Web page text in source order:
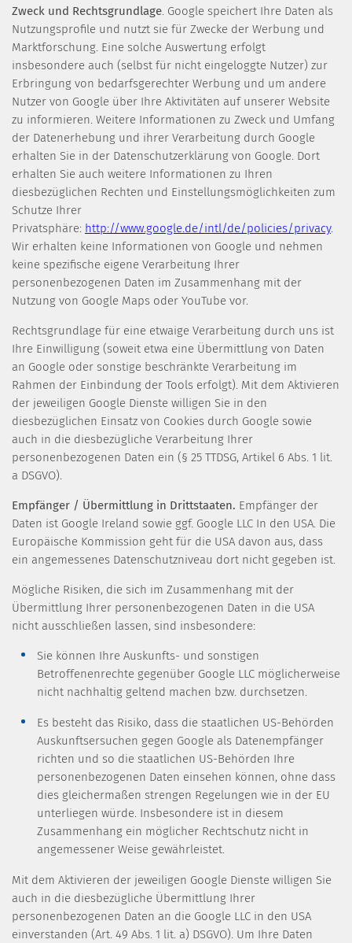
Zweck und Rechtsgrundlage. Google speichert Ihre Daten als
Nutzungsprofile und nutzt sie für Zwecke der Werbung und
Marktforschung. Eine solche Auswertung erfolgt
insbesondere auch (selbst für nicht eingeloggte Nutzer) zur
Erbringung von bedarfsgerechter Werbung und um andere
Nutzer von Google über Ihre Aktivitäten auf unserer Website
zu informieren. Weitere Informationen zu Zweck und Umfang
der Datenerhebung und ihrer Verarbeitung durch Google
erhalten Sie in der Datenschutzerklärung von Google. Dort
erhalten Sie auch weitere Informationen zu Ihren
diesbezüglichen Rechten und Einstellungsmöglichkeiten zum
Schutze Ihrer
Privatsphäre: http://www.google.de/intl/de/policies/privacy.
Wir erhalten keine Informationen von Google und nehmen
keine spezifische eigene Verarbeitung Ihrer
personenbezogenen Daten im Zusammenhang mit der
Nutzung von Google Maps oder YouTube vor.
Rechtsgrundlage für eine etwaige Verarbeitung durch uns ist
Ihre Einwilligung (soweit etwa eine Übermittlung von Daten
an Google oder sonstige beschränkte Verarbeitung im
Rahmen der Einbindung der Tools erfolgt). Mit dem Aktivieren
der jeweiligen Google Dienste willigen Sie in den
diesbezüglichen Einsatz von Cookies durch Google sowie
auch in die diesbezügliche Verarbeitung Ihrer
personenbezogenen Daten ein (§ 25 TTDSG, Artikel 6 Abs. 1 lit.
a DSGVO).
Empfänger / Übermittlung in Drittstaaten. Empfänger der
Daten ist Google Ireland sowie ggf. Google LLC In den USA. Die
Europäische Kommission geht für die USA davon aus, dass
ein angemessenes Datenschutzniveau dort nicht gegeben ist.
Mögliche Risiken, die sich im Zusammenhang mit der
Übermittlung Ihrer personenbezogenen Daten in die USA
nicht ausschließen lassen, sind insbesondere:
Sie können Ihre Auskunfts- und sonstigen
Betroffenenrechte gegenüber Google LLC möglicherweise
nicht nachhaltig geltend machen bzw. durchsetzen.
Es besteht das Risiko, dass die staatlichen US-Behörden
Auskunftsersuchen gegen Google als Datenempfänger
richten und so die staatlichen US-Behörden Ihre
personenbezogenen Daten einsehen können, ohne dass
dies gleichermaßen strengen Regelungen wie in der EU
unterliegen würde. Insbesondere ist in diesem
Zusammenhang ein möglicher Rechtschutz nicht in
angemessener Weise gewährleistet.
Mit dem Aktivieren der jeweiligen Google Dienste willigen Sie
auch in die diesbezügliche Übermittlung Ihrer
personenbezogenen Daten an die Google LLC in den USA
einverstanden (Art. 49 Abs. 1 lit. a) DSGVO). Um Ihre Daten